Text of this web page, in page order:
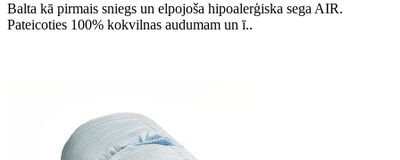
Balta kā pirmais sniegs un elpojoša hipoalerģiska sega AIR.
Pateicoties 100% kokvilnas audumam un ī..